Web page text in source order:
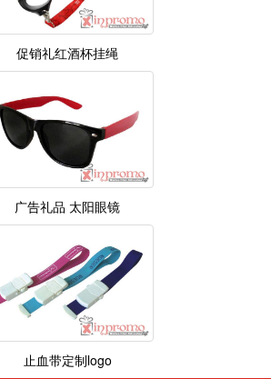
促销礼红酒杯挂绳
广告礼品 太阳眼镜
止血带定制logo